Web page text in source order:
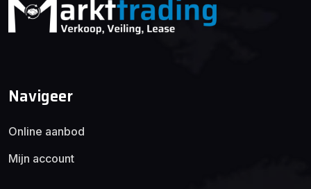
Navigeer
Online aanbod
Mijn account